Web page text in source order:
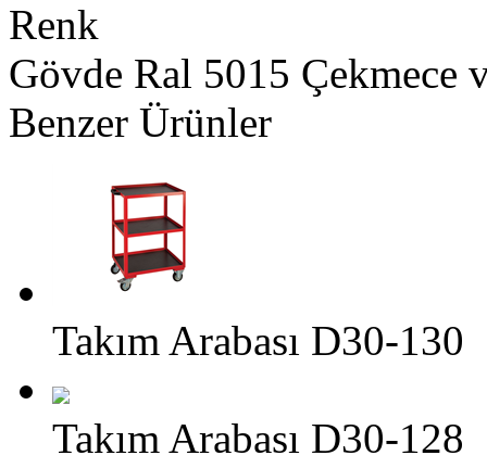
Renk
Gövde Ral 5015 Çekmece
Benzer Ürünler
Takım Arabası D30-130
Takım Arabası D30-128